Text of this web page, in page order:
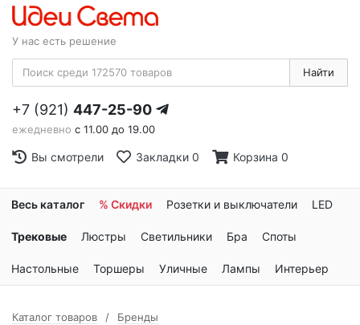
У нас есть решение
Найти
+7 (921) 447-25-90
ежедневно с 11.00 до 19.00
Вы смотрели Закладки 0 Корзина 0
Весь каталог % Скидки Розетки и выключатели LED
Трековые Люстры Светильники Бра Споты
Настольные Торшеры Уличные Лампы Интерьер
Каталог товаров Бренды